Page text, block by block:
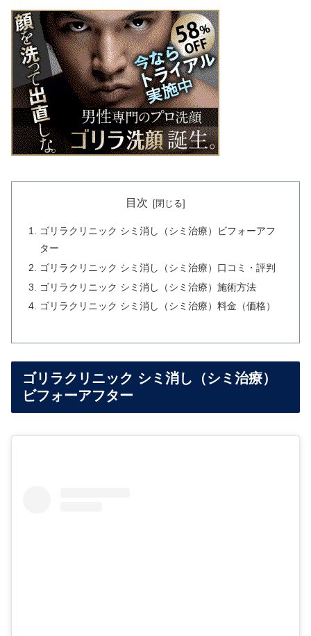
目次
ゴリラクリニック シミ消し（シミ治療）ビフォーアフ
ター
ゴリラクリニック シミ消し（シミ治療）口コミ・評判
ゴリラクリニック シミ消し（シミ治療）施術方法
ゴリラクリニック シミ消し（シミ治療）料金（価格）
ゴリラクリニック シミ消し（シミ治療）
ビフォーアフター